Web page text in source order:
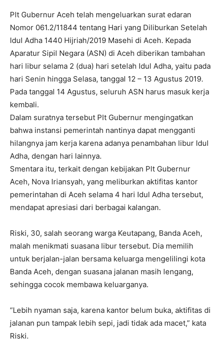
Plt Gubernur Aceh telah mengeluarkan surat edaran
Nomor 061.2/11844 tentang Hari yang Diliburkan Setelah
Idul Adha 1440 Hijriah/2019 Masehi di Aceh. Kepada
Aparatur Sipil Negara (ASN) di Aceh diberikan tambahan
hari libur selama 2 (dua) hari setelah Idul Adha, yaitu pada
hari Senin hingga Selasa, tanggal 12 – 13 Agustus 2019.
Pada tanggal 14 Agustus, seluruh ASN harus masuk kerja
kembali.
Dalam suratnya tersebut Plt Gubernur mengingatkan
bahwa instansi pemerintah nantinya dapat mengganti
hilangnya jam kerja karena adanya penambahan libur Idul
Adha, dengan hari lainnya.
Smentara itu, terkait dengan kebijakan Plt Gubernur
Aceh, Nova Iriansyah, yang meliburkan aktifitas kantor
pemerintahan di Aceh selama 4 hari Idul Adha tersebut,
mendapat apresiasi dari berbagai kalangan.
Riski, 30, salah seorang warga Keutapang, Banda Aceh,
malah menikmati suasana libur tersebut. Dia memilih
untuk berjalan-jalan bersama keluarga mengelilingi kota
Banda Aceh, dengan suasana jalanan masih lengang,
sehingga cocok membawa keluarganya.
“Lebih nyaman saja, karena kantor belum buka, aktifitas di
jalanan pun tampak lebih sepi, jadi tidak ada macet,” kata
Riski.